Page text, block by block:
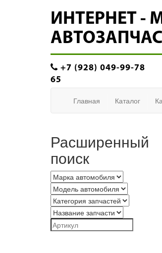
ИНТЕРНЕТ -
+7 (928) 049-99-78
65
Главная Каталог
Расширенный
поиск